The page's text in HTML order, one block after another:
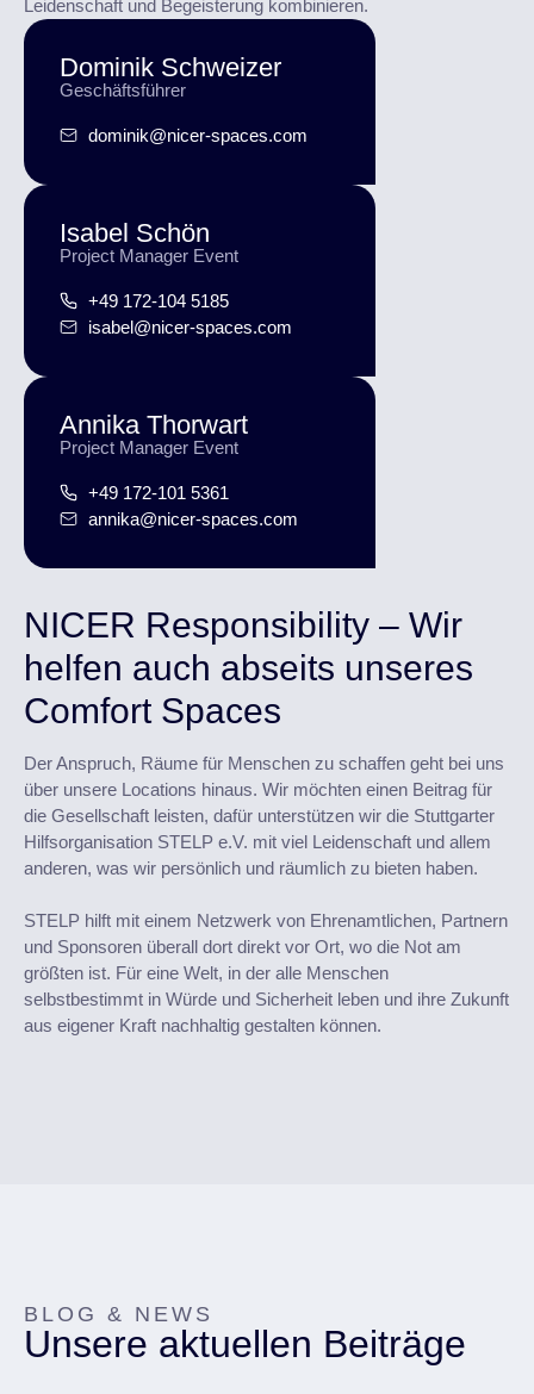
Leidenschaft und Begeisterung kombinieren.
Dominik Schweizer
Geschäftsführer
dominik@nicer-spaces.com
Isabel Schön
Project Manager Event
+49 172-104 5185
isabel@nicer-spaces.com
Annika Thorwart
Project Manager Event
+49 172-101 5361
annika@nicer-spaces.com
NICER Responsibility – Wir
helfen auch abseits unseres
Comfort Spaces
Der Anspruch, Räume für Menschen zu schaffen geht bei uns
über unsere Locations hinaus. Wir möchten einen Beitrag für
die Gesellschaft leisten, dafür unterstützen wir die Stuttgarter
Hilfsorganisation STELP e.V. mit viel Leidenschaft und allem
anderen, was wir persönlich und räumlich zu bieten haben.
STELP hilft mit einem Netzwerk von Ehrenamtlichen, Partnern
und Sponsoren überall dort direkt vor Ort, wo die Not am
größten ist. Für eine Welt, in der alle Menschen
selbstbestimmt in Würde und Sicherheit leben und ihre Zukunft
aus eigener Kraft nachhaltig gestalten können.
BLOG & NEWS
Unsere aktuellen Beiträge